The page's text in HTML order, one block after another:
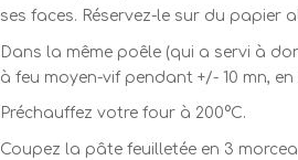
ses faces. Réservez-le sur du papier
Dans la même poêle (qui a servi à
à feu moyen-vif pendant +/- 10 mn,
Préchauffez votre four à 200°C.
Coupez la pâte feuilletée en 3